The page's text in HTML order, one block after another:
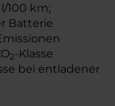
100 km;
Batterie
2-Klasse
bei entladener